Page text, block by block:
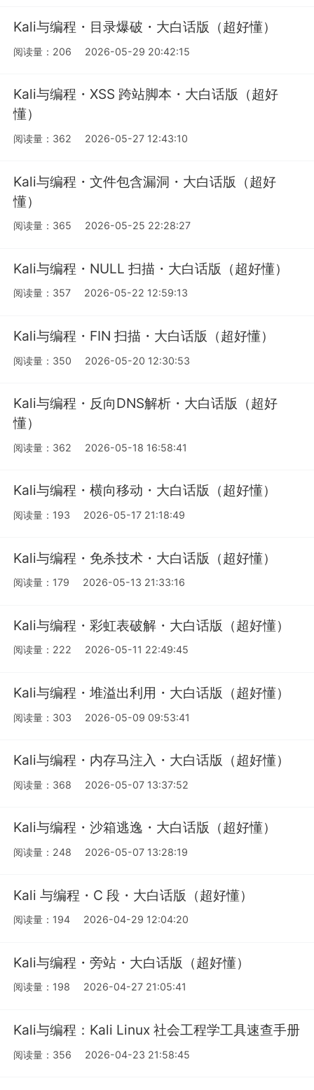
Kali与编程・目录爆破・大白话版（超好懂）
阅读量：206 2026-05-29 20:42:15
Kali与编程・XSS 跨站脚本・大白话版（超好
懂）
阅读量：362 2026-05-27 12:43:10
Kali与编程・文件包含漏洞・大白话版（超好
懂）
阅读量：365 2026-05-25 22:28:27
Kali与编程・NULL 扫描・大白话版（超好懂）
阅读量：357 2026-05-22 12:59:13
Kali与编程・FIN 扫描・大白话版（超好懂）
阅读量：350 2026-05-20 12:30:53
Kali与编程・反向DNS解析・大白话版（超好
懂）
阅读量：362 2026-05-18 16:58:41
Kali与编程・横向移动・大白话版（超好懂）
阅读量：193 2026-05-17 21:18:49
Kali与编程・免杀技术・大白话版（超好懂）
阅读量：179 2026-05-13 21:33:16
Kali与编程・彩虹表破解・大白话版（超好懂）
阅读量：222 2026-05-11 22:49:45
Kali与编程・堆溢出利用・大白话版（超好懂）
阅读量：303 2026-05-09 09:53:41
Kali与编程・内存马注入・大白话版（超好懂）
阅读量：368 2026-05-07 13:37:52
Kali与编程・沙箱逃逸・大白话版（超好懂）
阅读量：248 2026-05-07 13:28:19
Kali 与编程・C 段・大白话版（超好懂）
阅读量：194 2026-04-29 12:04:20
Kali与编程・旁站・大白话版（超好懂）
阅读量：198 2026-04-27 21:05:41
Kali与编程：Kali Linux 社会工程学工具速查手册
阅读量：356 2026-04-23 21:58:45